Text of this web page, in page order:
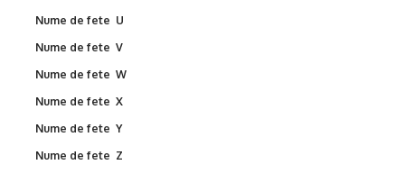
Nume de fete U
Nume de fete V
Nume de fete W
Nume de fete X
Nume de fete Y
Nume de fete Z